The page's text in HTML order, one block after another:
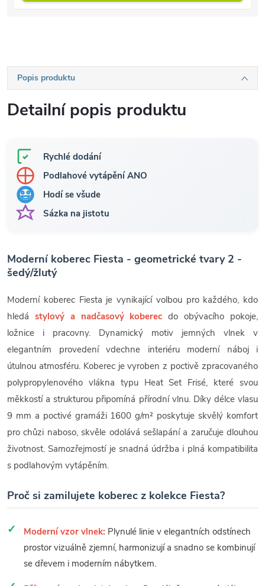
Popis produktu
Detailní popis produktu
Rychlé dodání
Podlahové vytápění ANO
Hodí se všude
Sázka na jistotu
Moderní koberec Fiesta - geometrické tvary 2 -
šedý/žlutý
Moderní koberec Fiesta je vynikající volbou pro každého, kdo
hledá stylový a nadčasový koberec do obývacího pokoje,
ložnice i pracovny. Dynamický motiv jemných vlnek v
elegantním provedení vdechne interiéru moderní náboj i
útulnou atmosféru. Koberec je vyroben z poctivě zpracovaného
polypropylenového vlákna typu Heat Set Frisé, které svou
měkkostí a strukturou připomíná přírodní vlnu. Díky délce vlasu
9 mm a poctivé gramáži 1600 g/m² poskytuje skvělý komfort
pro chůzi naboso, skvěle odolává sešlapání a zaručuje dlouhou
životnost. Samozřejmostí je snadná údržba i plná kompatibilita
s podlahovým vytápěním.
Proč si zamilujete koberec z kolekce Fiesta?
Moderní vzor vlnek: Plynulé linie v elegantních odstínech
prostor vizuálně zjemní, harmonizují a snadno se kombinují
se dřevem i moderním nábytkem.